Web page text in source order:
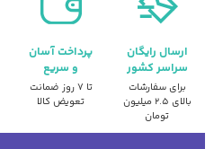
ارسال رایگان
سراسر کشور
برای سفارشات
بالای ۲.۵ میلیون
تومان
پرداخت آسان
و سریع
تا ۷ روز ضمانت
تعویض کالا